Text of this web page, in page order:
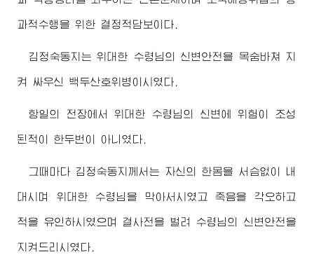
과적수행을 위한 결정적담보이다.
김정숙동지 는위대한 수령님 의 신변안전을 목숨바쳐 지
켜 싸우신 백두산호위병이시였다.
항일의 전장에서위대한 수령님의 신변에 위험이 조성
된적이 한두번이 아니였다.
그때마다 김정숙동지 께서는 자신의 한몸을 서슴없이 내
대시며 위대한 수령님을 막아서시였고 죽음을 각오하고
적을 유인하시였으며 결사전을 벌려 수령님의 신변안전을
지켜드리시였다.